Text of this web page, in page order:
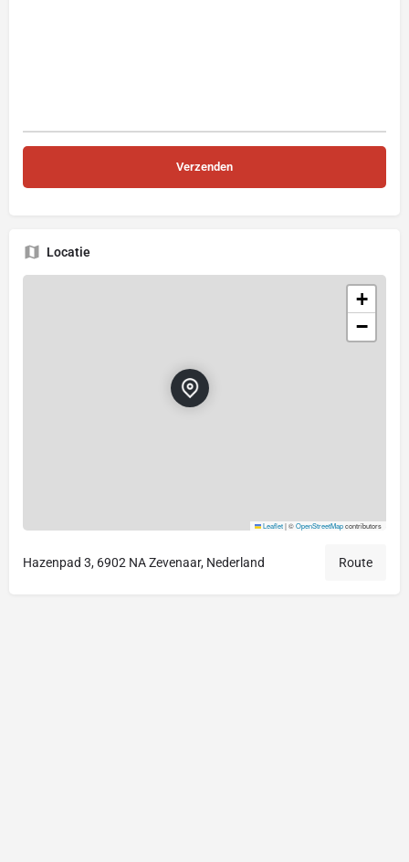
Locatie
+
−
Leaflet|©OpenStreetMapcontributors
Hazenpad 3, 6902 NA Zevenaar, Nederland Route